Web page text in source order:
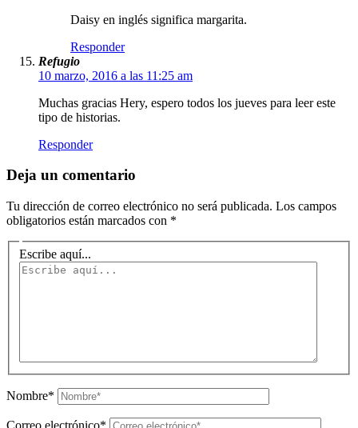
Daisy en inglés significa margarita.
Responder
Refugio
10 marzo, 2016 a las 11:25 am
Muchas gracias Hery, espero todos los jueves para leer este
tipo de historias.
Responder
Deja un comentario
Tu dirección de correo electrónico no será publicada. Los campos
obligatorios están marcados con *
Escribe aquí...
Nombre*
Correo electrónico*